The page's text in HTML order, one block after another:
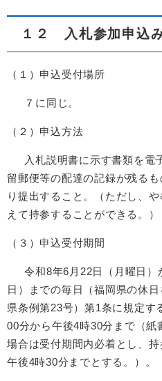
１２ 入札参加申込
（１）申込受付場所
７に同じ。
（２）申込方法
入札説明書に示す書類を電
留郵便等の配達の記録が残る
り提出すること。（ただし、
えて持参することができる。）
（３）申込受付期間
令和8年6月22日（月曜日）
日）までの毎日（福岡県の休
県条例第23号）第1条に規定す
00分から午後4時30分まで（
場合は受付期間内必着とし、
午後4時30分までとする。）。